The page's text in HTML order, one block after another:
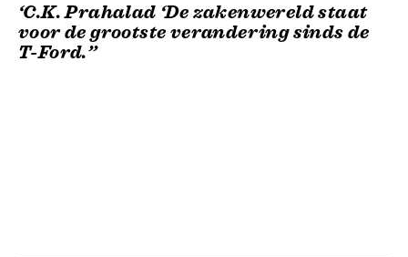
‘C.K. Prahalad ‘De zakenwereld staat
voor de grootste verandering sinds de
T-Ford.’’